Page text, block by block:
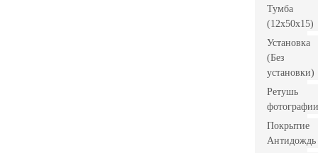
Тумба
(12x50x15)
Установка
(Без
установки)
Ретушь
фотографии
Покрытие
Антидождь